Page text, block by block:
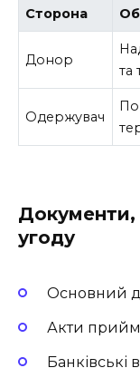
Сторона
Донор
та
Одержувач
угоду
Основний
Акти
Банківські